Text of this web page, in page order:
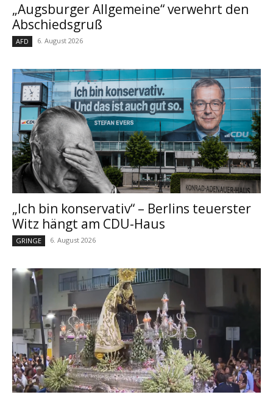
„Augsburger Allgemeine“ verwehrt den
Abschiedsgruß
AFD 6. August 2026
„Ich bin konservativ“ – Berlins teuerster
Witz hängt am CDU-Haus
GRINGE 6. August 2026